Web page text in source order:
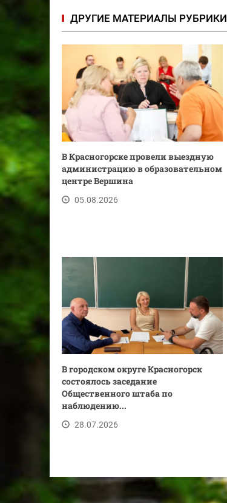
ДРУГИЕ МАТЕРИАЛЫ РУБРИКИ
В Красногорске провели выездную
администрацию в образовательном
центре Вершина
05.08.2026
В городском округе Красногорск
состоялось заседание
Общественного штаба по
наблюдению...
28.07.2026